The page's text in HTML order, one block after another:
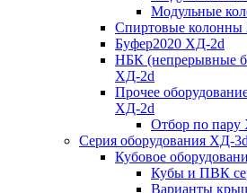
Модульные
Спиртовые
Буфер2020 ХД-2d
НБК (непрерывные
ХД-2d
Прочее
ХД-2d
Отбор по пару
Серия оборудования ХД-3d
Кубовое
Кубы и ПВК
Варианты